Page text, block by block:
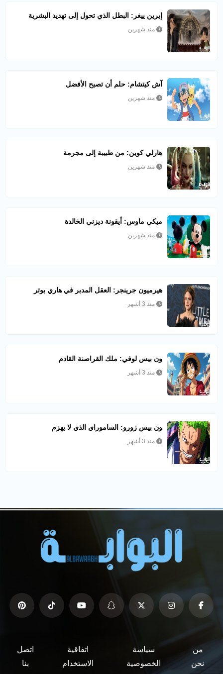
إيرين ييغر: البطل الذي تحول إلى تهديد البشرية
منذ شهرين
آش كيتشام: حلم أن تصبح الأفضل
منذ شهرين
هارلي كوين: من طبيبة إلى مجرمة
منذ شهرين
ميكي ماوس: أيقونة ديزني الخالدة
منذ شهرين
هيرميون جرينجر: العقل المدبر في هاري بوتر
منذ 3 أشهر
ون بيس لوفي: ملك القراصنة القادم
منذ 3 أشهر
ون بيس زورو: الساموراي الذي لا يهزم
منذ 3 أشهر
من
نحن
سياسة
الخصوصية
اتفاقية
الاستخدام
اتصل
بنا